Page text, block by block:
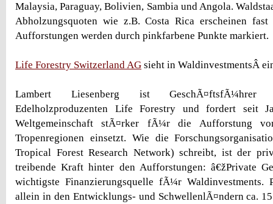
Malaysia, Paraguay, Bolivien, Sambia und Angola.
Abholzungsquoten wie z.B. Costa Rica erscheinen
Aufforstungen werden durch pinkfarbene Punkte markiert.
Life Forestry Switzerland AG sieht in WaldinvestmentsÂ
Lambert Liesenberg ist GeschÃ¤ftsfÃ¼hrer
Edelholzproduzenten Life Forestry und fordert seit
Weltgemeinschaft stÃ¤rker fÃ¼r die Aufforstung
Tropenregionen einsetzt. Wie die
Tropical Forest Research Network) schreibt, ist der
treibende Kraft hinter den Aufforstungen: â€žPrivate
wichtigste Finanzierungsquelle fÃ¼r Waldinvestments.
allein in den Entwicklungs- und SchwellenlÃ¤ndern ca.